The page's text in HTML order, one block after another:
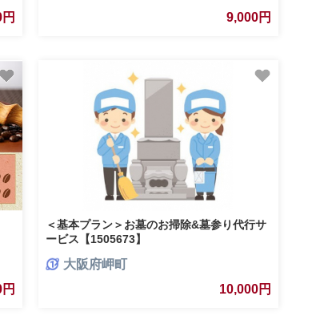
9,000円
＜基本プラン＞お墓のお掃除&墓参り代行サ
ービス【1505673】
大阪府岬町
10,000円